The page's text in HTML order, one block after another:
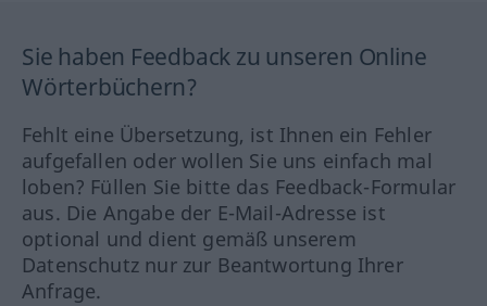
Sie haben Feedback zu unseren Online
Wörterbüchern?
Fehlt eine Übersetzung, ist Ihnen ein Fehler
aufgefallen oder wollen Sie uns einfach mal
loben? Füllen Sie bitte das Feedback-Formular
aus. Die Angabe der E-Mail-Adresse ist
optional und dient gemäß unserem
Datenschutz nur zur Beantwortung Ihrer
Anfrage.